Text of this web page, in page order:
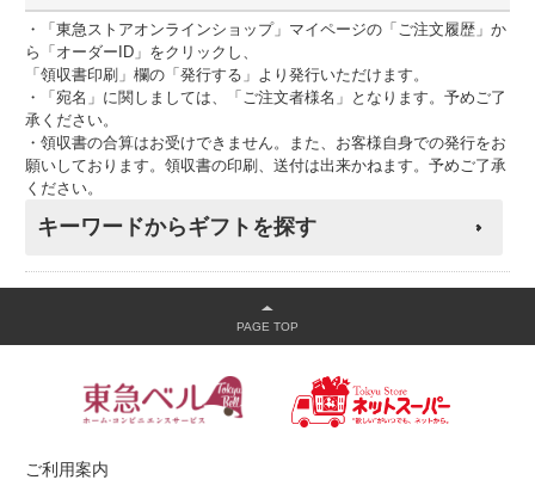
・「東急ストアオンラインショップ」マイページの「ご注文履歴」か
ら「オーダーID」をクリックし、
「領収書印刷」欄の「発行する」より発行いただけます。
・「宛名」に関しましては、「ご注文者様名」となります。予めご了
承ください。
・領収書の合算はお受けできません。また、お客様自身での発行をお
願いしております。領収書の印刷、送付は出来かねます。予めご了承
ください。
キーワードからギフトを探す
ご利用案内